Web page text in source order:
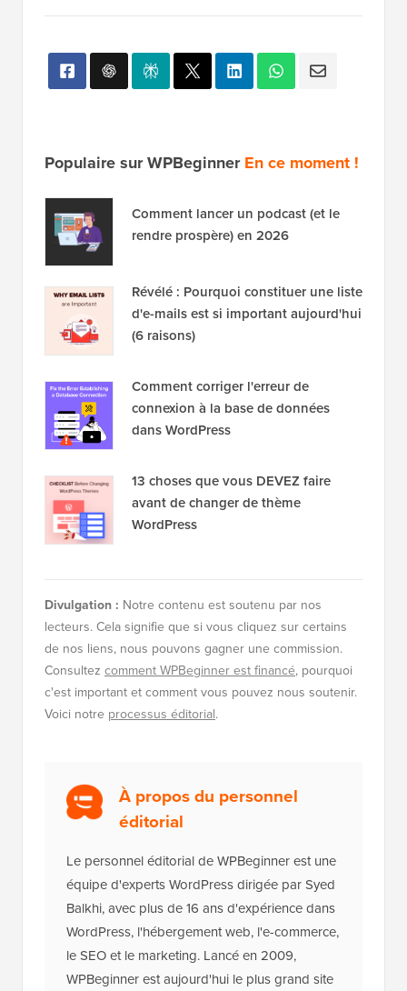
Populaire sur WPBeginnerEn ce moment !
Comment lancer un podcast (et le
rendre prospère) en 2026
Révélé : Pourquoi constituer une liste
d'e-mails est si important aujourd'hui
(6 raisons)
Comment corriger l'erreur de
connexion à la base de données
dans WordPress
13 choses que vous DEVEZ faire
avant de changer de thème
WordPress
Divulgation : Notre contenu est soutenu par nos
lecteurs. Cela signifie que si vous cliquez sur certains
de nos liens, nous pouvons gagner une commission.
Consultez comment WPBeginner est financé, pourquoi
c'est important et comment vous pouvez nous soutenir.
Voici notre processus éditorial.
À propos du personnel
éditorial
Le personnel éditorial de WPBeginner est une
équipe d'experts WordPress dirigée par Syed
Balkhi, avec plus de 16 ans d'expérience dans
WordPress, l'hébergement web, l'e-commerce,
le SEO et le marketing. Lancé en 2009,
WPBeginner est aujourd'hui le plus grand site